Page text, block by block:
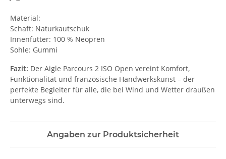
Material:
Schaft: Naturkautschuk
Innenfutter: 100 % Neopren
Sohle: Gummi
Fazit: Der Aigle Parcours 2 ISO Open vereint Komfort,
Funktionalität und französische Handwerkskunst – der
perfekte Begleiter für alle, die bei Wind und Wetter draußen
unterwegs sind.
Angaben zur Produktsicherheit